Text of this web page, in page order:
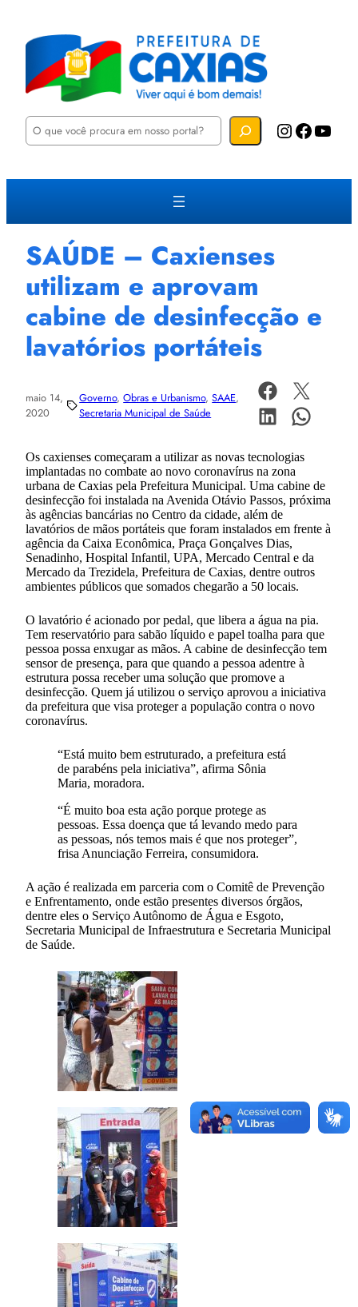
P
u
a
Instagram Facebook YouTube
SAÚDE – Caxienses
utilizam e aprovam
cabine de desinfecção e
lavatórios portáteis
maio 14,
2020
Governo, Obras e Urbanismo, SAAE
Secretaria Municipal de Saúde
Os caxienses começaram a utilizar as novas tecnologias
implantadas no combate ao novo coronavírus na zona
urbana de Caxias pela Prefeitura Municipal. Uma cabine de
desinfecção foi instalada na Avenida Otávio Passos, próxima
às agências bancárias no Centro da cidade, além de
lavatórios de mãos portáteis que foram instalados em frente à
agência da Caixa Econômica, Praça Gonçalves Dias,
Senadinho, Hospital Infantil, UPA, Mercado Central e da
Mercado da Trezidela, Prefeitura de Caxias, dentre outros
ambientes públicos que somados chegarão a 50 locais.
O lavatório é acionado por pedal, que libera a água na pia.
Tem reservatório para sabão líquido e papel toalha para que
pessoa possa enxugar as mãos. A cabine de desinfecção tem
sensor de presença, para que quando a pessoa adentre à
estrutura possa receber uma solução que promove a
desinfecção. Quem já utilizou o serviço aprovou a iniciativa
da prefeitura que visa proteger a população contra o novo
coronavírus.
“Está muito bem estruturado, a prefeitura está
de parabéns pela iniciativa”, afirma Sônia
Maria, moradora.
“É muito boa esta ação porque protege as
pessoas. Essa doença que tá levando medo para
as pessoas, nós temos mais é que nos proteger”,
frisa Anunciação Ferreira, consumidora.
A ação é realizada em parceria com o Comitê de Prevenção
e Enfrentamento, onde estão presentes diversos órgãos,
dentre eles o Serviço Autônomo de Água e Esgoto,
Secretaria Municipal de Infraestrutura e Secretaria Municipal
de Saúde.